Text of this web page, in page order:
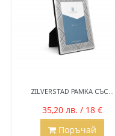
ZILVERSTAD РАМКА СЪС...
35,20 лв. / 18 €
Поръчай